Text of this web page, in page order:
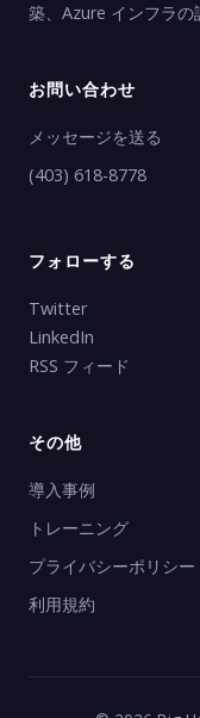
築、Azure インフラの
お問い合わせ
メッセージを送る
(403) 618-8778
フォローする
Twitter
LinkedIn
RSS フィード
その他
導入事例
トレーニング
プライバシーポリシー
利用規約